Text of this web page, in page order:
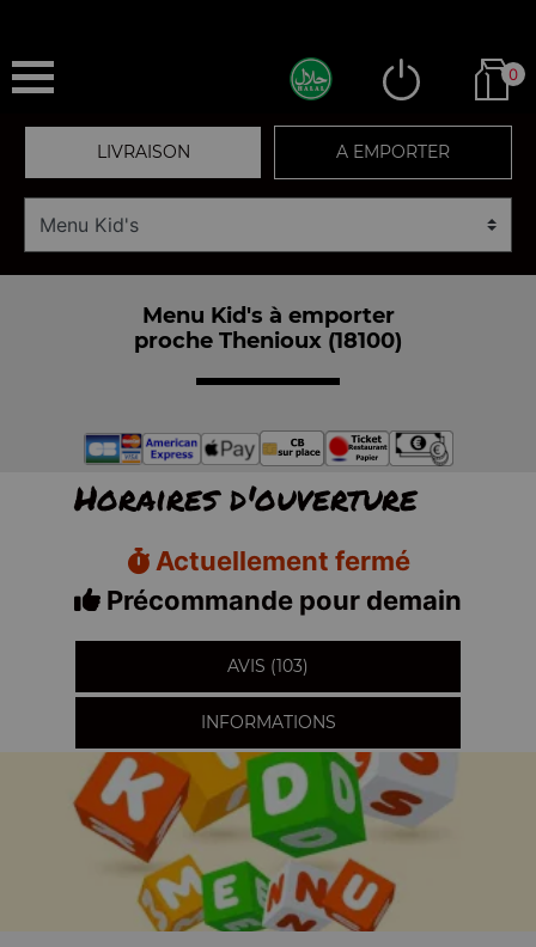
0
LIVRAISON A EMPORTER
Menu Kid's à emporter
proche Thenioux (18100)
Horaires d'ouverture
Actuellement fermé
Précommande pour demain
AVIS (103)
INFORMATIONS